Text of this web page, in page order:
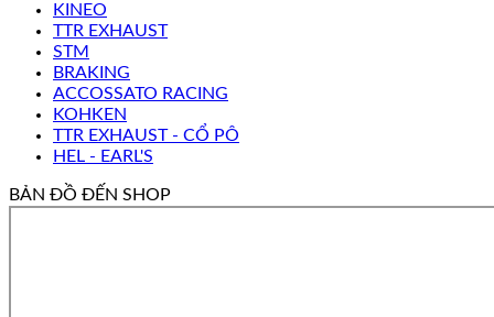
KINEO
TTR EXHAUST
STM
BRAKING
ACCOSSATO RACING
KOHKEN
TTR EXHAUST - CỔ PÔ
HEL - EARL'S
BẢN ĐỒ ĐẾN SHOP